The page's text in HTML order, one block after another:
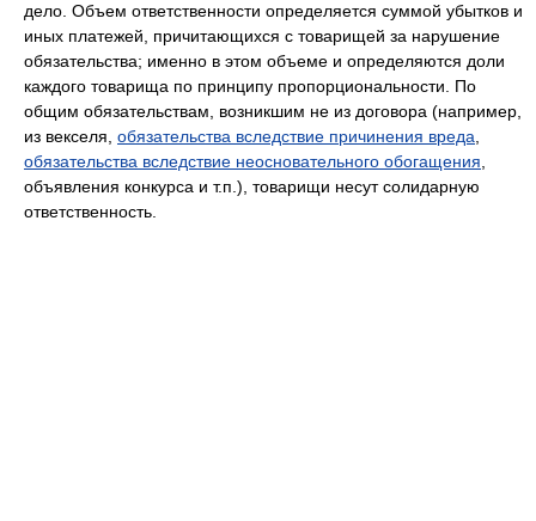
дело. Объем ответственности определяется суммой убытков и
иных платежей, причитающихся с товарищей за нарушение
обязательства; именно в этом объеме и определяются доли
каждого товарища по принципу пропорциональности. По
общим обязательствам, возникшим не из договора (например,
из векселя, обязательства вследствие причинения вреда
обязательства вследствие неосновательного обогащения
объявления конкурса и т.п.), товарищи несут солидарную
ответственность.